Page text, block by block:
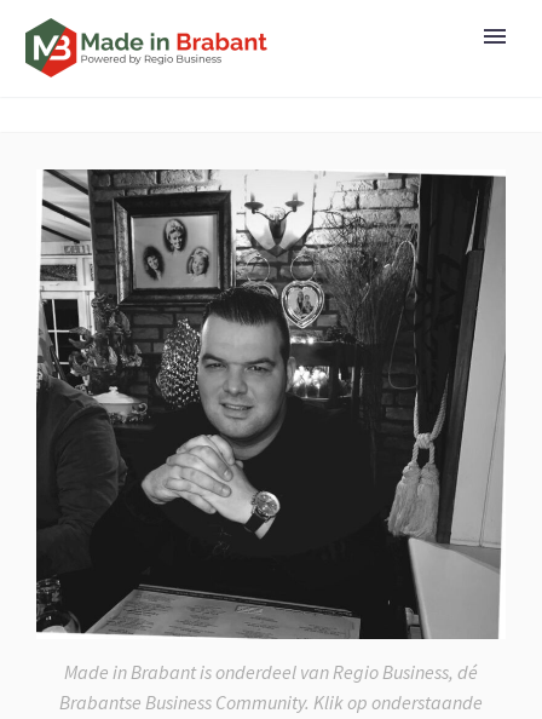
Made in Brabant is onderdeel van Regio Business, dé
Brabantse Business Community. Klik op onderstaande